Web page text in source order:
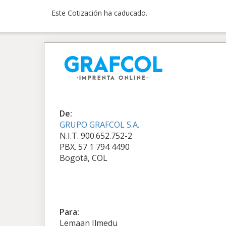
Este Cotización ha caducado.
De:
GRUPO GRAFCOL S.A.
N.I.T. 900.652.752-2
PBX. 57 1 794 4490
Bogotá, COL
Para:
Lemaan Ilmedu